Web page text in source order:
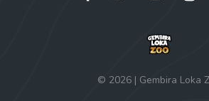
© 2026 | Gembira Loka